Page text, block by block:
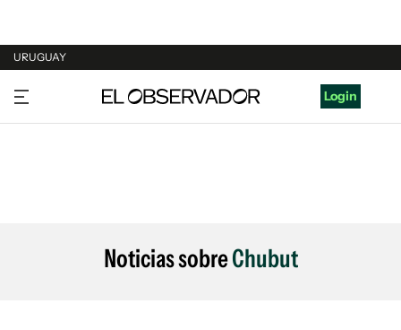
URUGUAY
URUGUAY
ARGENTINA
Login
Noticias sobreChubut